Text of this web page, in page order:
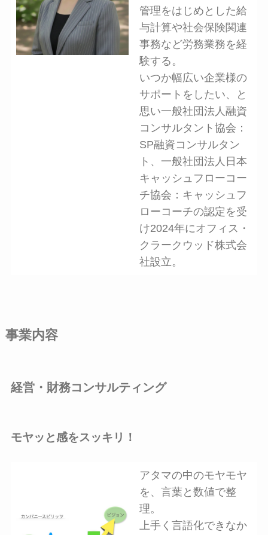
管理をはじめとした給
与計算や社会保険関連
事務など労務業務を経
験する。
いつか幅広い企業様の
サポートをしたい、と
思い一般社団法人融資
コンサルタント協会：
SP融資コンサルタン
ト、一般社団法人日本
キャッシュフローコー
チ協会：キャッシュフ
ローコーチの認定を受
け2024年にオフィス・
クラークウッド株式会
社設立。
事業内容
経営・財務コンサルティング
モヤッと感をスッキリ！
アタマの中のモヤモヤ
を、言葉と数値で整
理。
上手く言語化できなか